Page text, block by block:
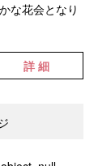
な花会となり
詳 細